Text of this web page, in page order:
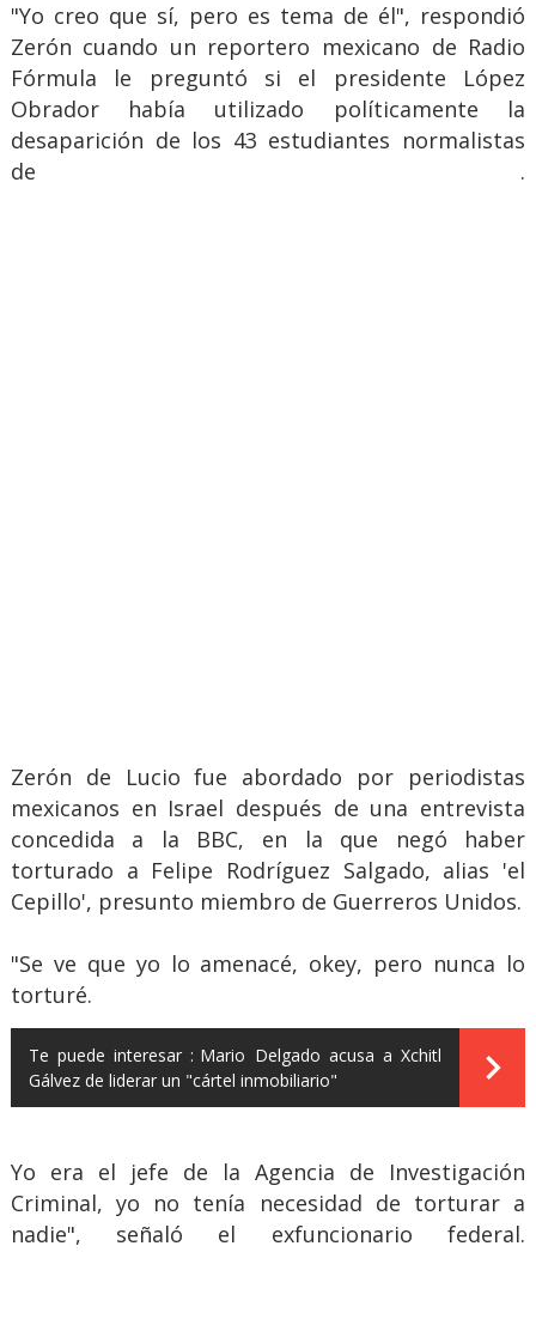
"Yo creo que sí, pero es tema de él", respondió
Zerón cuando un reportero mexicano de Radio
Fórmula le preguntó si el presidente López
Obrador había utilizado políticamente la
desaparición de los 43 estudiantes normalistas
de .
Zerón de Lucio fue abordado por periodistas
mexicanos en Israel después de una entrevista
concedida a la BBC, en la que negó haber
torturado a Felipe Rodríguez Salgado, alias 'el
Cepillo', presunto miembro de Guerreros Unidos.
"Se ve que yo lo amenacé, okey, pero nunca lo
torturé.
Te puede interesar : Mario Delgado acusa a Xchitl
Gálvez de liderar un "cártel inmobiliario"
Yo era el jefe de la Agencia de Investigación
Criminal, yo no tenía necesidad de torturar a
nadie", señaló el exfuncionario federal.